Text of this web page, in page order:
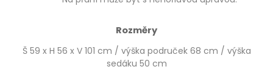
Rozměry
Š 59 x H 56 x V 101 cm / výška područek 68 cm / výška
sedáku 50 cm